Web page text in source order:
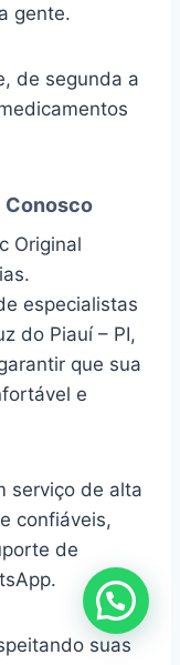
gente.
de segunda a
Conosco
Original
especialistas
do Piauí – PI,
que sua
e
serviço de alta
confiáveis,
de
suas